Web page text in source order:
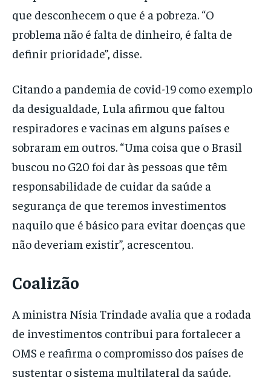
que desconhecem o que é a pobreza. “O
problema não é falta de dinheiro, é falta de
definir prioridade”, disse.
Citando a pandemia de covid-19 como exemplo
da desigualdade, Lula afirmou que faltou
respiradores e vacinas em alguns países e
sobraram em outros. “Uma coisa que o Brasil
buscou no G20 foi dar às pessoas que têm
responsabilidade de cuidar da saúde a
segurança de que teremos investimentos
naquilo que é básico para evitar doenças que
não deveriam existir”, acrescentou.
Coalizão
A ministra Nísia Trindade avalia que a rodada
de investimentos contribui para fortalecer a
OMS e reafirma o compromisso dos países de
sustentar o sistema multilateral da saúde.